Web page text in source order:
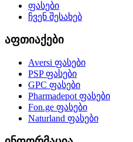
ფასები
ჩვენ შესახებ
აფთიაქები
Aversi ფასები
PSPფასები
GPC ფასები
Pharmadepotფასები
Fon.ge ფასები
Naturland ფასები